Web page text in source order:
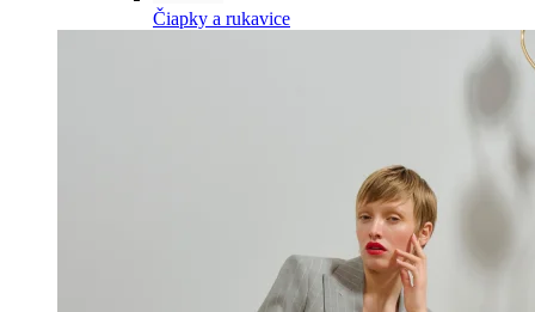
Čiapky a rukavice